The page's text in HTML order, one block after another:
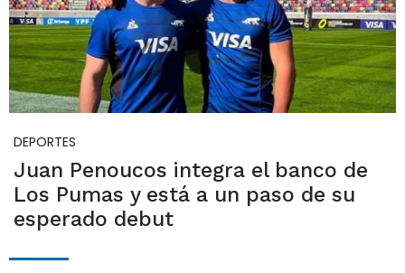
DEPORTES
Juan Penoucos integra el banco de
Los Pumas y está a un paso de su
esperado debut